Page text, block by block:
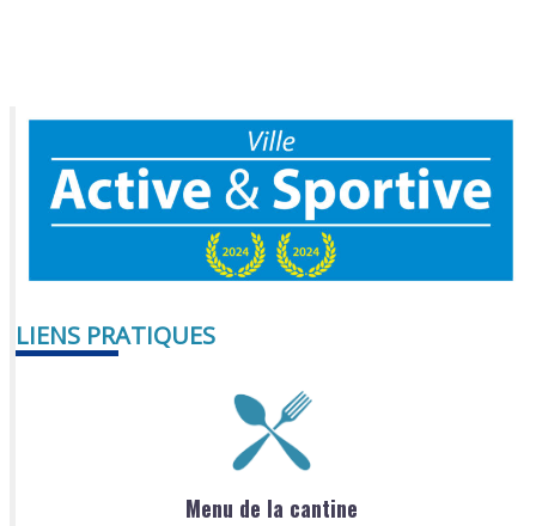
LIENS PRATIQUES
Menu de la cantine